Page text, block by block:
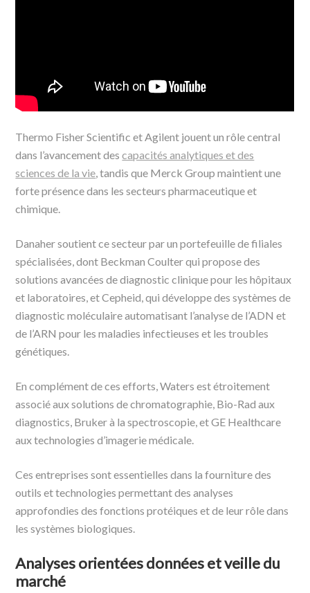
Thermo Fisher Scientific et Agilent jouent un rôle central
dans l’avancement descapacités analytiques et des
sciences de la vie, tandis que Merck Group maintient une
forte présence dans les secteurs pharmaceutique et
chimique.
Danaher soutient ce secteur par un portefeuille de filiales
spécialisées, dont Beckman Coulter qui propose des
solutions avancées de diagnostic clinique pour les hôpitaux
et laboratoires, et Cepheid, qui développe des systèmes de
diagnostic moléculaire automatisant l’analyse de l’ADN et
de l’ARN pour les maladies infectieuses et les troubles
génétiques.
En complément de ces efforts, Waters est étroitement
associé aux solutions de chromatographie, Bio-Rad aux
diagnostics, Bruker à la spectroscopie, et GE Healthcare
aux technologies d’imagerie médicale.
Ces entreprises sont essentielles dans la fourniture des
outils et technologies permettant des analyses
approfondies des fonctions protéiques et de leur rôle dans
les systèmes biologiques.
Analyses orientées données et veille du
marché